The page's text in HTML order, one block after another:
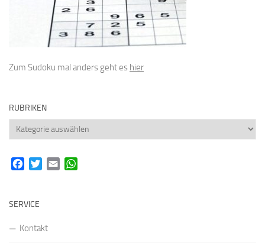
Zum Sudoku mal anders geht es hier
RUBRIKEN
Rubriken
FacebookTwitterEmail
SERVICE
Kontakt